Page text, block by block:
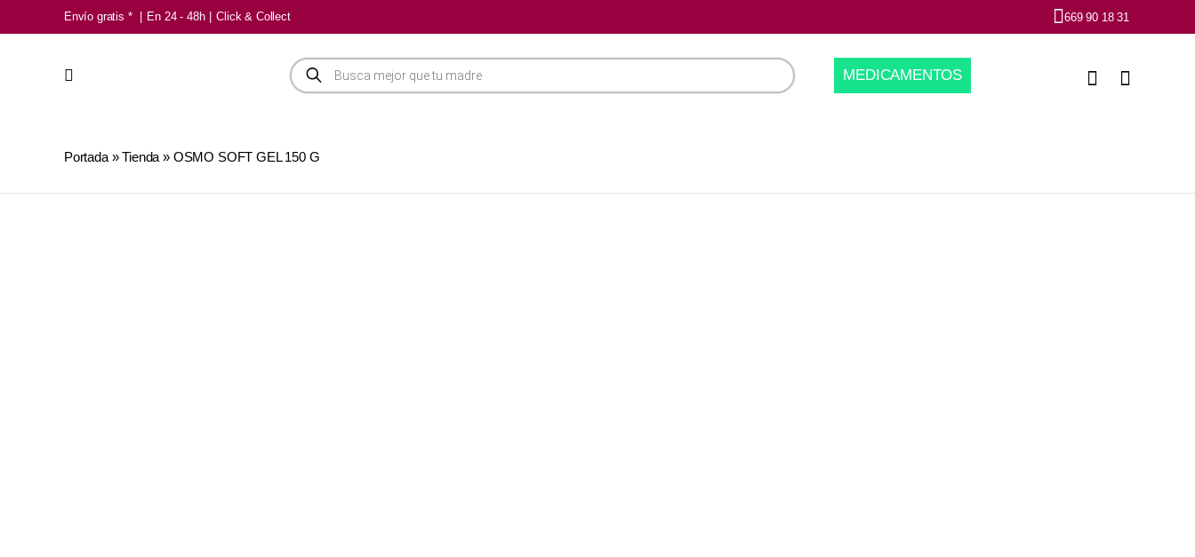
al
Envío gratis * En 24 - 48h Click & Collect 669 90 18 31
Búsqueda
de
productos
MEDICAMENTOS
Portada»Tienda » OSMO SOFT GEL 150 G